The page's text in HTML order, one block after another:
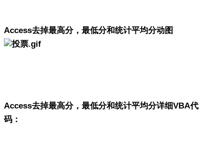
Access去掉最高分，最低分和统计平均分动图
Access去掉最高分，最低分和统计平均分详细VBA代
码：